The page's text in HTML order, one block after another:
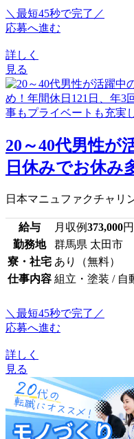
＼最短45秒で完了／
応募へ進む
詳しく
見る
20～40代男性が
日休みでお休み
日本マニュファクチャリ
給与 月収例373,000円
勤務地
群馬県 太田市
寮・社宅 あり（無料）
仕事内容 組立・塗装 / 自
＼最短45秒で完了／
応募へ進む
詳しく
見る